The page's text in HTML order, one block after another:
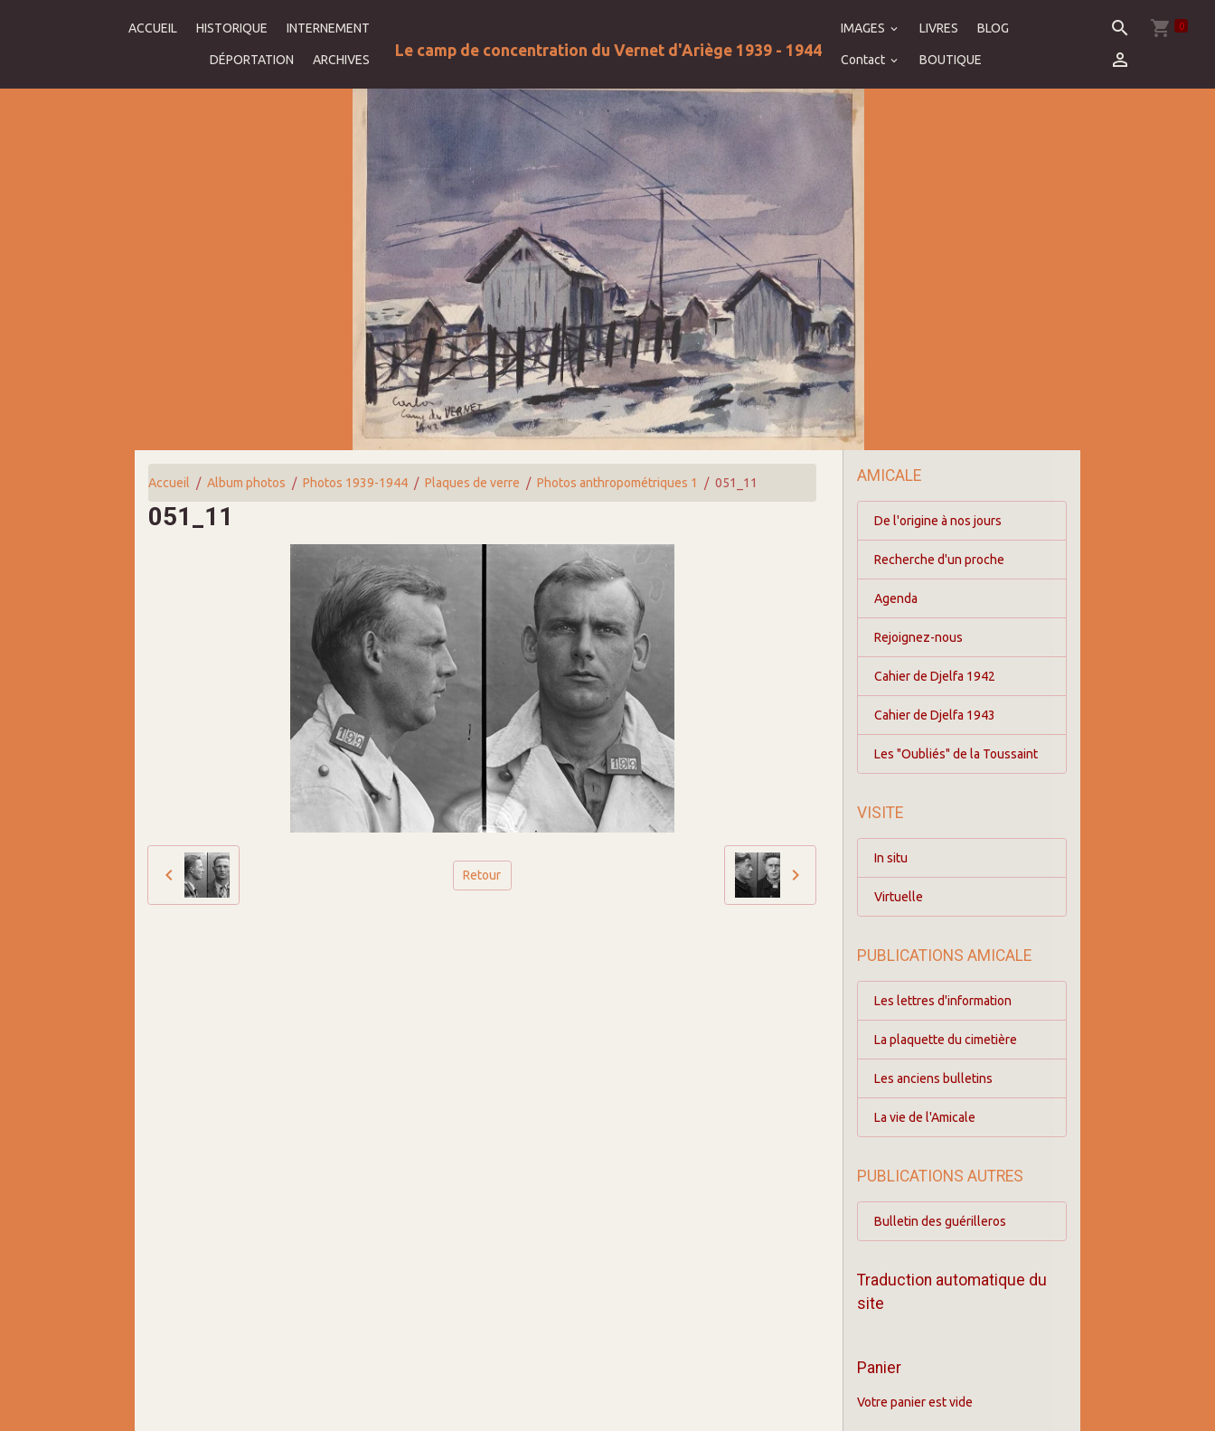
ACCUEIL HISTORIQUE INTERNEMENT
DÉPORTATION ARCHIVES
Le camp de concentration du Vernet d'Ariège 1939 - 1944
IMAGES LIVRES BLOG
Contact BOUTIQUE
0
Accueil Album photos Photos 1939-1944 Plaques de verre Photos anthropométriques 1 051_11
051_11
Retour
AMICALE
De l'origine à nos jours
Recherche d'un proche
Agenda
Rejoignez-nous
Cahier de Djelfa 1942
Cahier de Djelfa 1943
Les "Oubliés" de la Toussaint
VISITE
In situ
Virtuelle
PUBLICATIONS AMICALE
Les lettres d'information
La plaquette du cimetière
Les anciens bulletins
La vie de l'Amicale
PUBLICATIONS AUTRES
Bulletin des guérilleros
Traduction automatique du
site
Panier
Votre panier est vide